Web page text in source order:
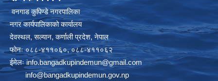
वनगाड कुपिण्डे नगरपालिका
नगर कार्यपालिकाको कार्यालय
देवस्थल, सल्यान, कर्णाली प्रदेश, नेपाल
फोनः ०८८-४११०६०, ०८८-४११०६२
ईमेलःinfo.bangadkupindemun@gmail.com
info@bangadkupindemun.gov.np